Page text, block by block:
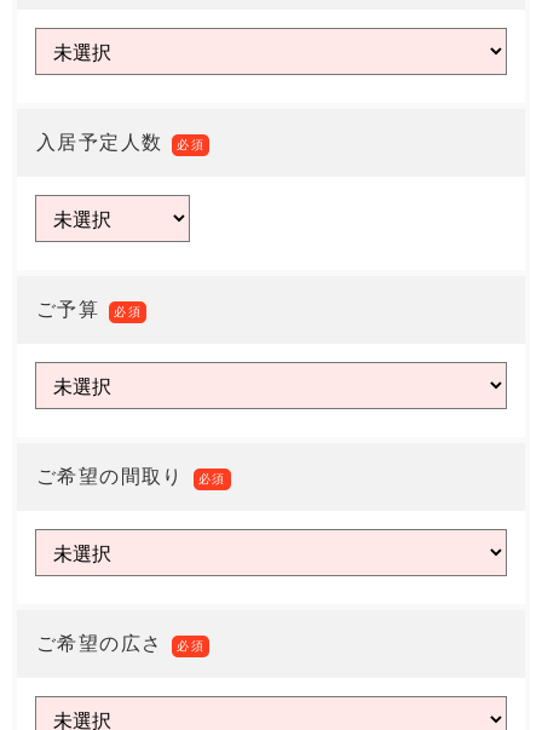
入居予定人数 必須
ご予算 必須
ご希望の間取り 必須
ご希望の広さ 必須